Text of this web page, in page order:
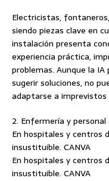
Electricistas,
siendo piezas clave en
instalación presenta
experiencia práctica,
problemas. Aunque la
sugerir soluciones, no
adaptarse a
2. Enfermería y
En hospitales y centros
insustituible. CANVA
En hospitales y centros
insustituible. CANVA